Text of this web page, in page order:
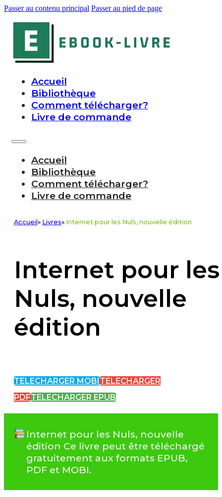
Passer au contenu principal Passer au pied de page
Accueil
Bibliothèque
Comment télécharger?
Livre de commande
Accueil
Bibliothèque
Comment télécharger?
Livre de commande
Accueil » Livres» Internet pour les Nuls, nouvelle édition
Internet pour les
Nuls, nouvelle
édition
TELECHARGER MOBI TELECHARGER
PDFTELECHARGER EPUB
Internet pour les Nuls, nouvelle
édition Ce livre peut être téléchargé
gratuitement aux formats EPUB,
PDF et MOBI.